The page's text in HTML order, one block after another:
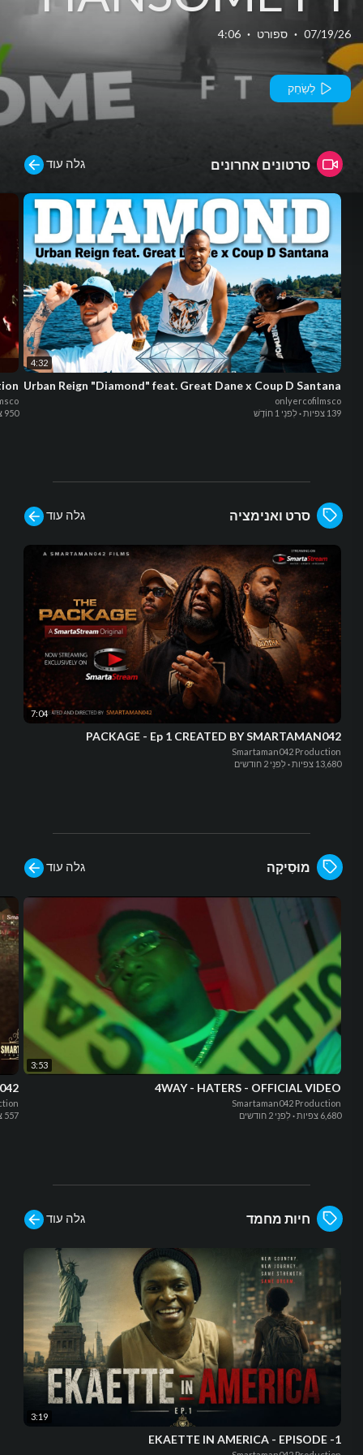
2BABA
07/19/26
· ספורט ·
4:06
לְשַׂחֵק
סרטונים אחרונים גלה עוד
950 צפיות
4:32
Urban Reign "Diamond" feat. Great Dane x Coup D Santana
onlyercofilmsco
139 צפיות
·לִפנֵי 1 חוֹדֶשׁ
סרט ואנימציה גלה עוד
7:04
PACKAGE - Ep 1 CREATED BY SMARTAMAN042
Smartaman042 Production
13,680 צפיות
·לִפנֵי 2 חודשים
מוּסִיקָה גלה עוד
557 צפיות
3:53
4WAY - HATERS - OFFICIAL VIDEO
Smartaman042 Production
6,680 צפיות
·לִפנֵי 2 חודשים
חיות מחמד גלה עוד
3:19
EKAETTE IN AMERICA - EPISODE -1